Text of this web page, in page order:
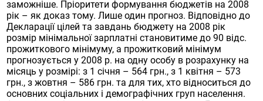
заможніше. Пріоритети формування бюджетів на 2008
рік – як доказ тому. Лише один прогноз. Відповідно до
Декларації цілей та завдань бюджету на 2008 рік
розмір мінімальної зарплатні становитиме до 90 відс.
прожиткового мінімуму, а прожитковий мінімум
прогнозується у 2008 р. на одну особу в розрахунку на
місяць у розмірі: з 1 січня – 564 грн., з 1 квітня – 573
грн., з жовтня – 586 грн. та для тих, хто відноситься до
основних соціальних і демографічних груп населення.